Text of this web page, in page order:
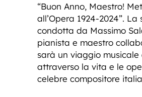
“Buon Anno, Maestro!
all’Opera 1924-2024”. La
condotta da Massimo
pianista e maestro
sarà un viaggio musicale
attraverso la vita e le
celebre compositore